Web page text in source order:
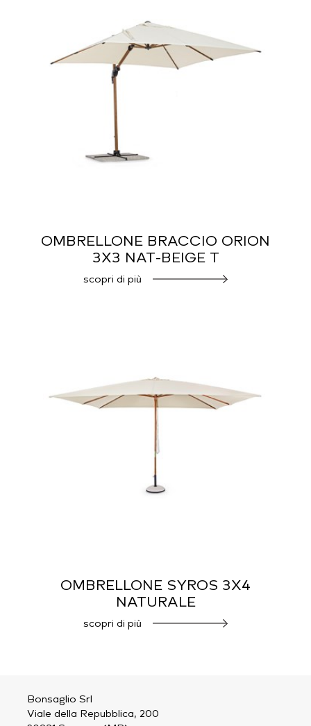
OMBRELLONE BRACCIO ORION
3X3 NAT-BEIGE T
scopri di più
OMBRELLONE SYROS 3X4
NATURALE
scopri di più
Bonsaglio Srl
Viale della Repubblica, 200